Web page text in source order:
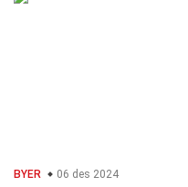
BYER 06 des 2024